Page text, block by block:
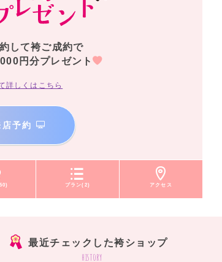
して袴ご成約で
円分プレゼント
詳しくはこちら
予約
プラン(2) アクセス
最近チェックした袴ショップ
history